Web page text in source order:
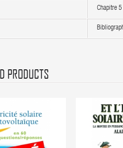
Chapitre
PRODUCTS